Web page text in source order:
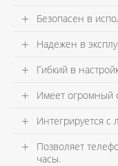
Безопасен в
Надежен в
Гибкий в
Имеет огромный
Интегрируется
Позволяет
часы.